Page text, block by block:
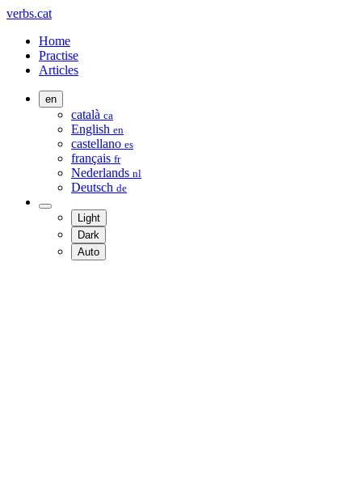
verbs.cat
Home
Practise
Articles
en
català ca
English en
castellano es
français fr
Nederlands nl
Deutsch de
Light
Dark
Auto